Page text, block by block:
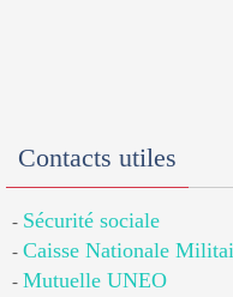
Contacts utiles
- Sécurité sociale
- Caisse Nationale
- Mutuelle UNEO